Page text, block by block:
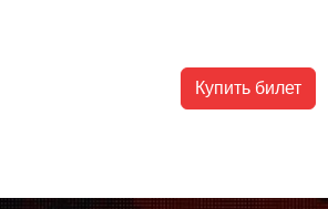
Купить билет